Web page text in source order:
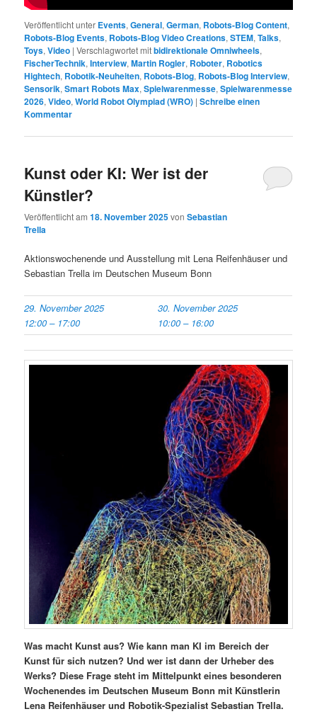
Veröffentlicht unter Events,General,German, Robots-Blog Content,
Robots-Blog Events, Robots-Blog Video Creations,STEM,Talks,
Toys,Video |Verschlagwortet mitbidirektionale Omniwheels,
FischerTechnik,Interview,Martin Rogler, Roboter, Robotics
Hightech, Robotik-Neuheiten, Robots-Blog, Robots-Blog Interview,
Sensorik,Smart Robots Max,Spielwarenmesse,Spielwarenmesse
2026,Video,World Robot Olympiad (WRO) |Schreibe einen
Kommentar
Kunst oder KI: Wer ist der
Künstler?
Veröffentlicht am18. November 2025vonSebastian
Trella
Aktionswochenende und Ausstellung mit Lena Reifenhäuser und
Sebastian Trella im Deutschen Museum Bonn
29. November 2025
12:00 – 17:00
30. November 2025
10:00 – 16:00
Was macht Kunst aus? Wie kann man KI im Bereich der
Kunst für sich nutzen? Und wer ist dann der Urheber des
Werks? Diese Frage steht im Mittelpunkt eines besonderen
Wochenendes im Deutschen Museum Bonn mit Künstlerin
Lena Reifenhäuser und Robotik-Spezialist Sebastian Trella.